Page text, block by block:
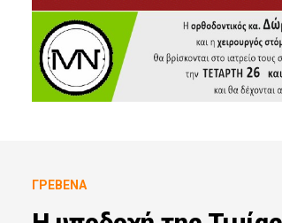
ΓΡΕΒΕΝΆ